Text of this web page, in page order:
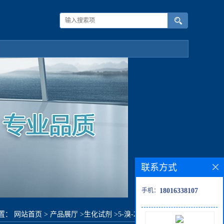
： 网站首页 > 产品展厅 >生化试剂 >5-溴-2-氟-4-甲基吡啶
联系方式
手机： 18016338107